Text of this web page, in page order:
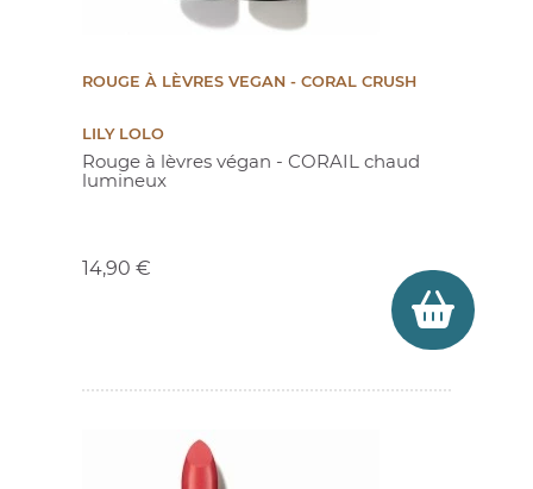
ROUGE À LÈVRES VEGAN - CORAL CRUSH
LILY LOLO
Rouge à lèvres végan - CORAIL chaud
lumineux
14,90 €